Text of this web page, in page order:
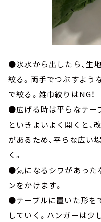
●氷水から出したら、生
絞る。両手でつぶすよう
で絞る。雑巾絞りはNG！
●広げる時は平らなテー
といきよいよく開くと、
があるため、平らな広い
く。
●気になるシワがあった
ンをかけます。
●テーブルに置いた形を
していく。ハンガーは少